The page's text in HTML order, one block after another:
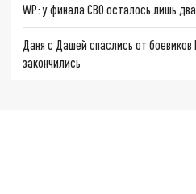
WP: у финала СВО осталось лишь
Даня с Дашей спаслись от
закончились